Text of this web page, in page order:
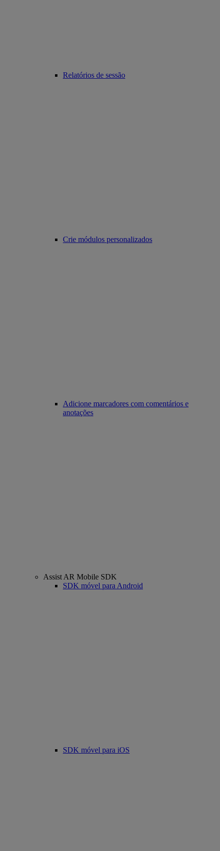
Relatórios de sessão
Crie módulos personalizados
Adicione marcadores com comentários e
anotações
Assist AR Mobile SDK
SDK móvel para Android
SDK móvel para iOS